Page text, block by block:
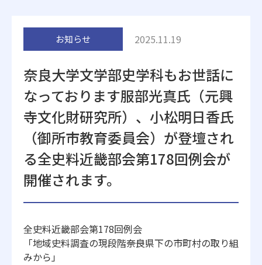
受験生の方へ 在学生の方へ
卒業生の方へ 一般・企業の方
地歴甲子園
お知らせ 2025.11.19
奈良大学文学部史学科もお世話に
なっております服部光真氏（元興
寺文化財研究所）、小松明日香氏
（御所市教育委員会）が登壇され
る全史料近畿部会第178回例会が
開催されます。
全史料近畿部会第178回例会
「地域史料調査の現段階――奈良県下の市町村の取り組
みから」